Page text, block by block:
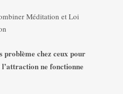
Méditation et Loi
problème chez ceux pour
ne fonctionne